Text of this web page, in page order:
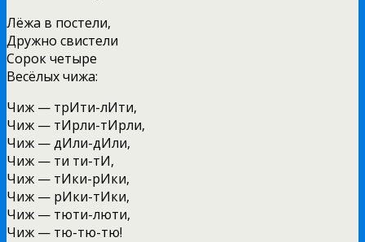
Лёжа в постели,
Дружно свистели
Сорок четыре
Весёлых чижа:
Чиж — трИти-лИти,
Чиж — тИрли-тИрли,
Чиж — дИли-дИли,
Чиж — ти ти-тИ,
Чиж — тИки-рИки,
Чиж — рИки-тИки,
Чиж — тюти-люти,
Чиж — тю-тю-тю!